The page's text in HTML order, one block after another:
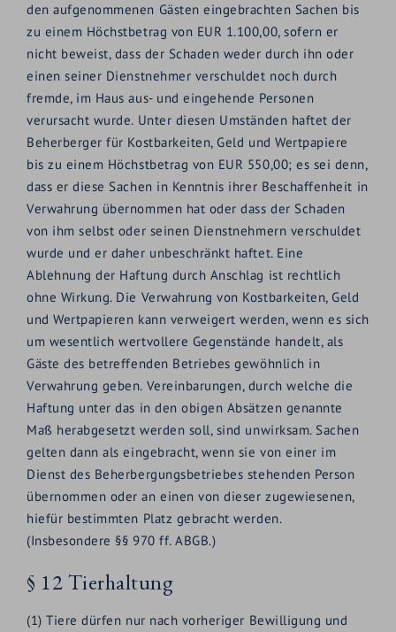
den aufgenommenen Gästen eingebrachten Sachen bis
zu einem Höchstbetrag von EUR 1.100,00, sofern er
nicht beweist, dass der Schaden weder durch ihn oder
einen seiner Dienstnehmer verschuldet noch durch
fremde, im Haus aus- und eingehende Personen
verursacht wurde. Unter diesen Umständen haftet der
Beherberger für Kostbarkeiten, Geld und Wertpapiere
bis zu einem Höchstbetrag von EUR 550,00; es sei denn,
dass er diese Sachen in Kenntnis ihrer Beschaffenheit in
Verwahrung übernommen hat oder dass der Schaden
von ihm selbst oder seinen Dienstnehmern verschuldet
wurde und er daher unbeschränkt haftet. Eine
Ablehnung der Haftung durch Anschlag ist rechtlich
ohne Wirkung. Die Verwahrung von Kostbarkeiten, Geld
und Wertpapieren kann verweigert werden, wenn es sich
um wesentlich wertvollere Gegenstände handelt, als
Gäste des betreffenden Betriebes gewöhnlich in
Verwahrung geben. Vereinbarungen, durch welche die
Haftung unter das in den obigen Absätzen genannte
Maß herabgesetzt werden soll, sind unwirksam. Sachen
gelten dann als eingebracht, wenn sie von einer im
Dienst des Beherbergungsbetriebes stehenden Person
übernommen oder an einen von dieser zugewiesenen,
hiefür bestimmten Platz gebracht werden.
(Insbesondere §§ 970 ff. ABGB.)
§ 12 Tierhaltung
(1) Tiere dürfen nur nach vorheriger Bewilligung und